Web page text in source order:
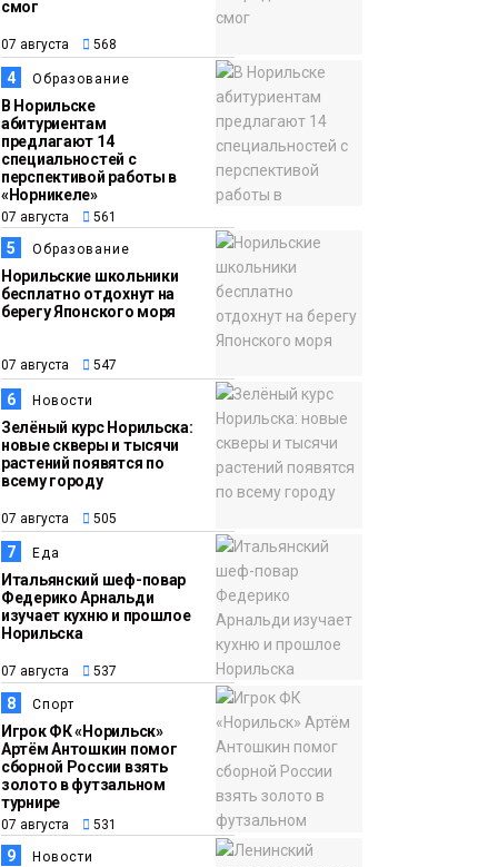
13:59
07 августа
Новости
«Домик Хоббитов» и
«Самолёт в облаках»
появятся в Кайеркане
смог
07 августа 568
4 Образование
В Норильске
абитуриентам
предлагают 14
специальностей с
перспективой работы в
«Норникеле»
07 августа 561
5 Образование
Норильские школьники
бесплатно отдохнут на
берегу Японского моря
07 августа 547
6 Новости
Зелёный курс Норильска:
новые скверы и тысячи
растений появятся по
всему городу
07 августа 505
7 Еда
Итальянский шеф-повар
Федерико Арнальди
изучает кухню и прошлое
Норильска
07 августа 537
8 Спорт
Игрок ФК «Норильск»
Артём Антошкин помог
сборной России взять
золото в футзальном
турнире
07 августа 531
9 Новости